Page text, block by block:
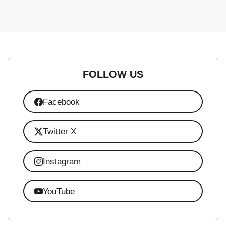
FOLLOW US
Facebook
Twitter X
Instagram
YouTube